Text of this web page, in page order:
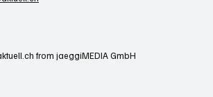
from jaeggiMEDIA GmbH